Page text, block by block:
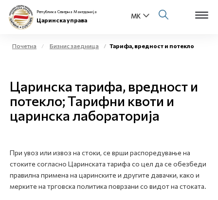
Open
Физички лица
Бизнис заедница
Медиа центар
Контакт
Република Северна Македонија
Царинска управа
Почетна Бизнис заедница Тарифа, вредност и потекло
Царинска тарифа, вредност и
потекло; Тарифни квоти и
царинска лабораторија
При увоз или извоз на стоки, се врши распоредување на
стоките согласно Царинската тарифа со цел да се обезбеди
правилна примена на царинските и другите давачки, како и
мерките на трговска политика поврзани со видот на стоката.